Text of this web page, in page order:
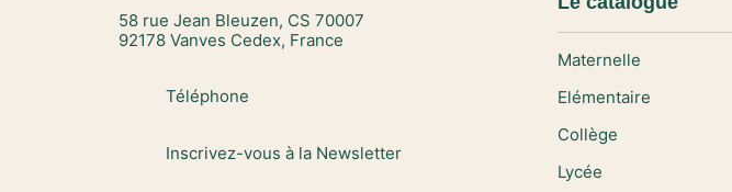
58 rue Jean Bleuzen, CS 70007
92178 Vanves Cedex, France
Téléphone
Inscrivez-vous à la Newsletter
Maternelle
Elémentaire
Collège
Lycée